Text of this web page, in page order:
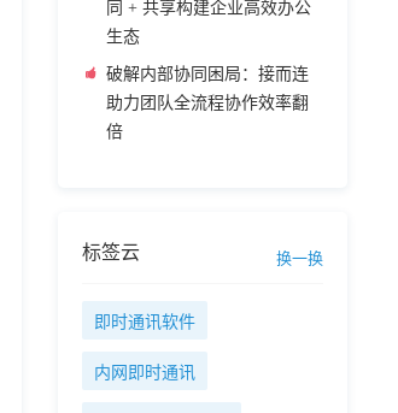
同 + 共享构建企业高效办公
生态
破解内部协同困局：接而连
助力团队全流程协作效率翻
倍
标签云 换一换
即时通讯软件
内网即时通讯